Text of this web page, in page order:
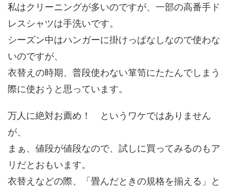
私はクリーニングが多いのですが、一部の高番手ド
レスシャツは手洗いです。
シーズン中はハンガーに掛けっぱなしなので使わな
いのですが、
衣替えの時期、普段使わない箪笥にたたんでしまう
際に使おうと思っています。
万人に絶対お薦め！ というワケではありません
が、
まぁ、値段が値段なので、試しに買ってみるのもア
リだとおもいます。
衣替えなどの際、「畳んだときの規格を揃える」と